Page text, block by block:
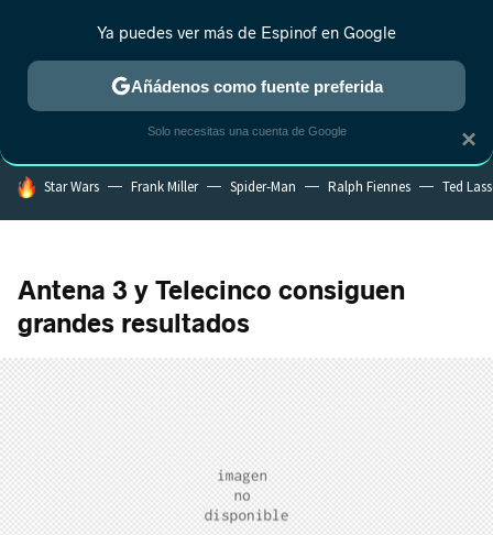
MENÚ NUEVO
ESTRENOS REALITY ANIME RANKINGS CINE
HOY SE HABLA DE
Star Wars Frank Miller Spider-Man Ralph Fiennes Ted
Antena 3 y Telecinco consiguen
grandes resultados
×
Ya puedes ver más de Espinof en Google
Añádenos como fuente preferida
Solo necesitas una cuenta de Google